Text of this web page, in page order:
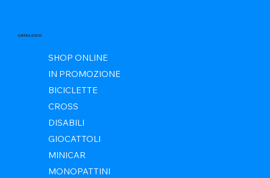
CATALOGO
SHOP ONLINE
IN PROMOZIONE
BICICLETTE
CROSS
DISABILI
GIOCATTOLI
MINICAR
MONOPATTINI